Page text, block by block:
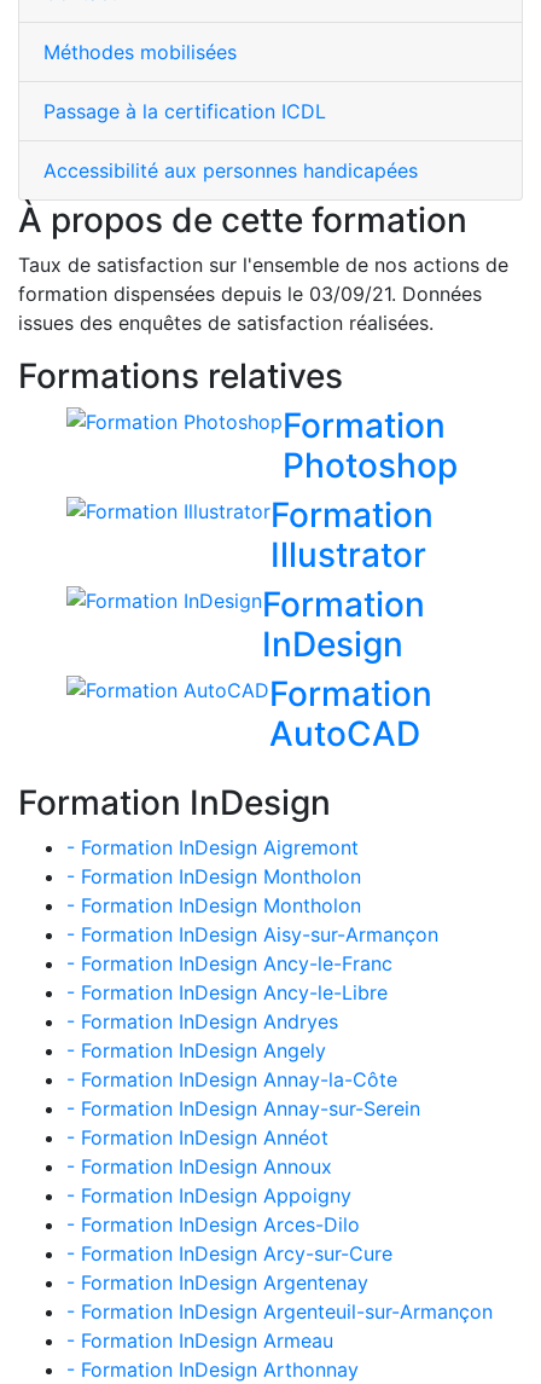
Méthodes mobilisées
Passage à la certification ICDL
Accessibilité aux personnes handicapées
À propos de cette formation
Taux de satisfaction sur l'ensemble de nos actions de
formation dispensées depuis le 03/09/21. Données
issues des enquêtes de satisfaction réalisées.
Formations relatives
Formation
Photoshop
Formation
Illustrator
Formation
InDesign
Formation
AutoCAD
Formation InDesign
- Formation InDesign Aigremont
- Formation InDesign Montholon
- Formation InDesign Montholon
- Formation InDesign Aisy-sur-Armançon
- Formation InDesign Ancy-le-Franc
- Formation InDesign Ancy-le-Libre
- Formation InDesign Andryes
- Formation InDesign Angely
- Formation InDesign Annay-la-Côte
- Formation InDesign Annay-sur-Serein
- Formation InDesign Annéot
- Formation InDesign Annoux
- Formation InDesign Appoigny
- Formation InDesign Arces-Dilo
- Formation InDesign Arcy-sur-Cure
- Formation InDesign Argentenay
- Formation InDesign Argenteuil-sur-Armançon
- Formation InDesign Armeau
- Formation InDesign Arthonnay